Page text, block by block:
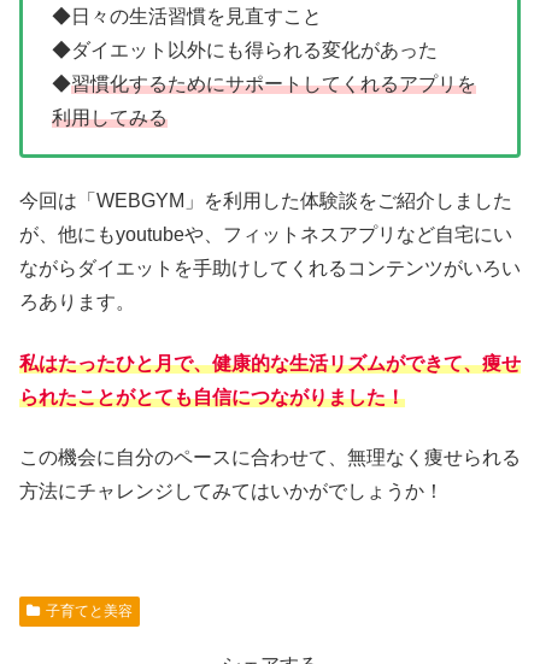
◆日々の生活習慣を見直すこと
◆ダイエット以外にも得られる変化があった
◆習慣化するためにサポートしてくれるアプリを
利用してみる
今回は「WEBGYM」を利用した体験談をご紹介しました
が、他にもyoutubeや、フィットネスアプリなど自宅にい
ながらダイエットを手助けしてくれるコンテンツがいろい
ろあります。
私はたったひと月で、健康的な生活リズムができて、痩せ
られたことがとても自信につながりました！
この機会に自分のペースに合わせて、無理なく痩せられる
方法にチャレンジしてみてはいかがでしょうか！
子育てと美容